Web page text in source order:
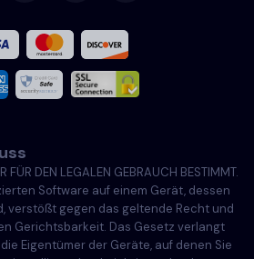
FÜR DEN LEGALEN GEBRAUCH BESTIMMT.
Software auf einem Gerät, dessen
verstößt gegen das geltende Recht und
Gerichtsbarkeit. Das Gesetz verlangt
Eigentümer der Geräte, auf denen Sie